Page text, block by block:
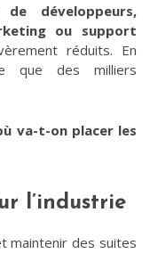
développeurs,
ou support
réduits. En
des milliers
va-t-on placer les
l’industrie
maintenir des suites